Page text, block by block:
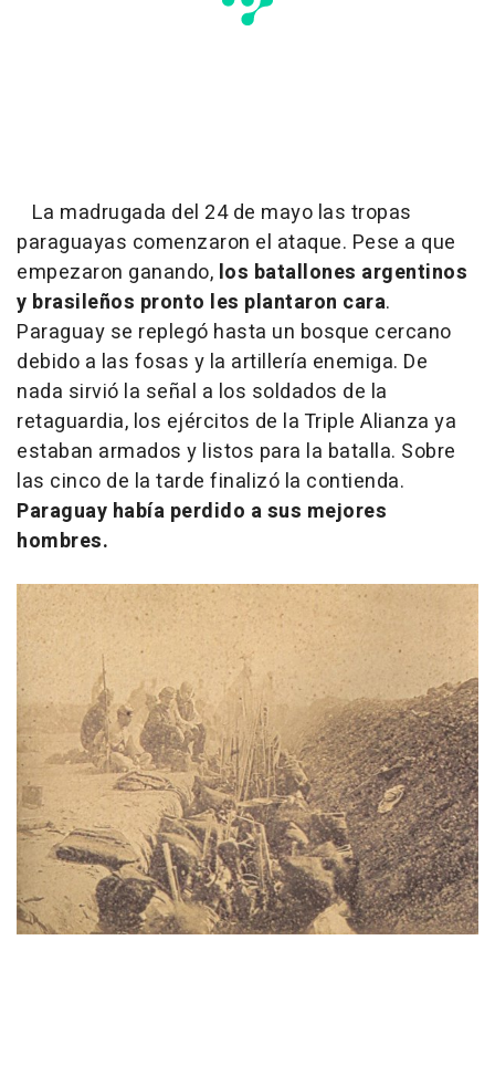
La madrugada del 24 de mayo las tropas
paraguayas comenzaron el ataque. Pese a que
empezaron ganando, los batallones argentinos
y brasileños pronto les plantaron cara.
Paraguay se replegó hasta un bosque cercano
debido a las fosas y la artillería enemiga. De
nada sirvió la señal a los soldados de la
retaguardia, los ejércitos de la Triple Alianza ya
estaban armados y listos para la batalla. Sobre
las cinco de la tarde finalizó la contienda.
Paraguay había perdido a sus mejores
hombres.